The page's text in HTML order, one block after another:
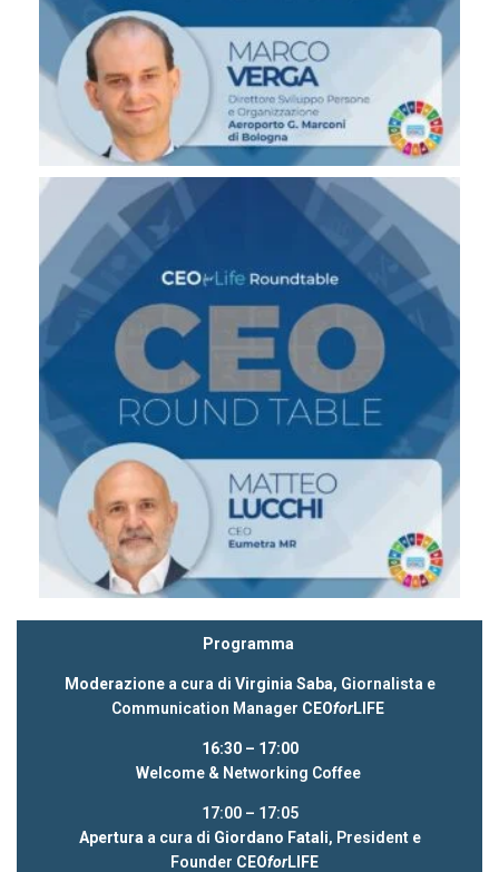
Programma
Moderazione a cura di Virginia Saba, Giornalista e
Communication Manager CEOforLIFE
16:30 – 17:00
Welcome & Networking Coffee
17:00 – 17:05
Apertura a cura di Giordano Fatali, President e
Founder CEOforLIFE